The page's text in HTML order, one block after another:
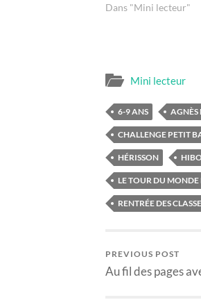
Dans "Mini lecteur"
Mini lecteur
6-9 ANS
CHALLENGE PETIT
HÉRISSON
LE TOUR DU
RENTRÉE DES
PREVIOUS POST
Au fil des pages